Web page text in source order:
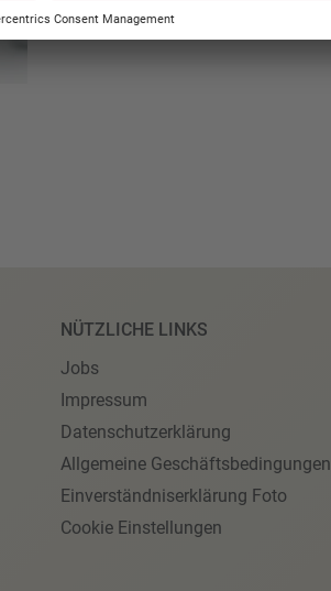
NÜTZLICHE LINKS
Jobs
Impressum
Datenschutzerklärung
Allgemeine Geschäftsbedingungen
Einverständniserklärung Foto
Cookie Einstellungen